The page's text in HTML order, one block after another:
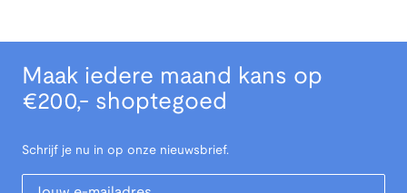
Maak iedere maand kans op
€200,- shoptegoed
Schrijf je nu in op onze nieuwsbrief.
Your Email